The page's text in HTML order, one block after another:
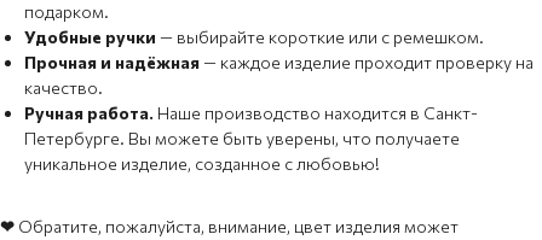
подарком.
Удобные ручки — выбирайте короткие или с ремешком.
Прочная и надёжная — каждое изделие проходит проверку на
качество.
Ручная работа. Наше производство находится в Санкт-
Петербурге. Вы можете быть уверены, что получаете
уникальное изделие, созданное с любовью!
❤ Обратите, пожалуйста, внимание, цвет изделия может